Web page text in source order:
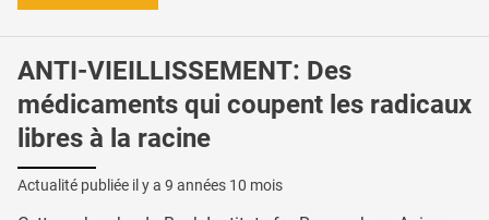
ANTI-VIEILLISSEMENT: Des
médicaments qui coupent les radicaux
libres à la racine
Actualité publiée il y a 9 années 10 mois